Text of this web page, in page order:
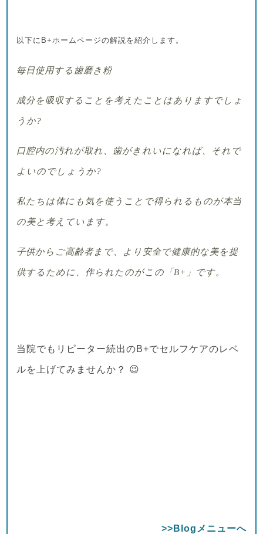
以下に B+ホームページの解説を紹介します。
毎日使用する歯磨き粉
成分を吸収することを考えたことはありますでしょ
うか?
口腔内の汚れが取れ、歯がきれいになれば、それで
よいのでしょうか?
私たちは体にも気を使うことで得られるものが本当
の美と考えています。
子供からご高齢者まで、より安全で健康的な美を提
供するために、作られたのがこの「 B+ 」です。
当院でもリピーター続出のB+でセルフケアのレベ
ルを上げてみませんか？ 😉
>>Blogメニューへ